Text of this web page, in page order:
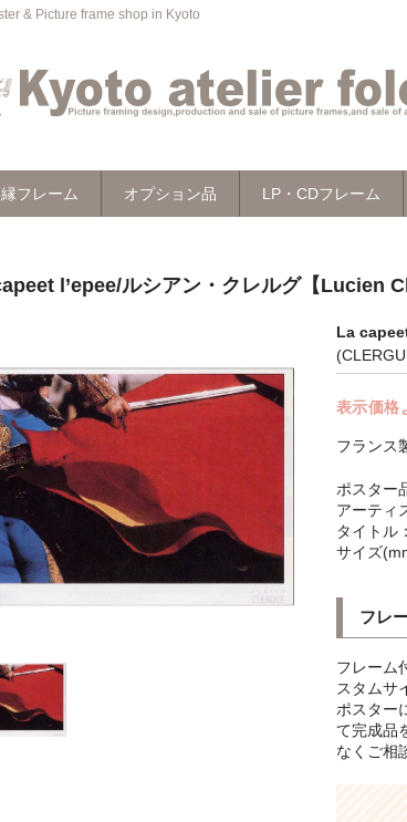
& Picture frame shop in Kyoto
フレーム オプション品 LP・CDフレーム
l’epee/ルシアン・クレルグ【Lucien
La
表示価格
フランス
ポスター
アーティ
タイトル
サイズ
フレ
フレーム
スタムサ
ポスター
て完成品
なくご相